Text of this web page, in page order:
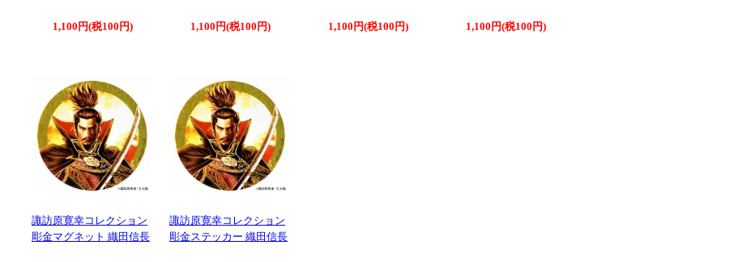
1,100円(税100円) 1,100円(税100円) 1,100円(税100円) 1,100円(税100円)
諏訪原寛幸コレクション
彫金マグネット 織田信長
諏訪原寛幸コレクション
彫金ステッカー 織田信長